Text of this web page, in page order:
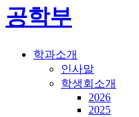
공학부
학과소개
인사말
학생회소개
2026
2025